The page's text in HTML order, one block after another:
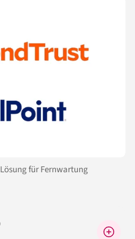
für Fernwartung
lohnt sich das?